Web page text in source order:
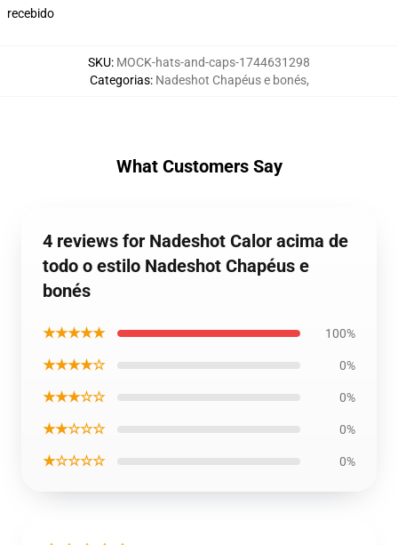
recebido
SKU: MOCK-hats-and-caps-1744631298
Categorias: Nadeshot Chapéus e bonés,
What Customers Say
4 reviews for Nadeshot Calor acima de
todo o estilo Nadeshot Chapéus e
bonés
★★★★★ 100%
★★★★☆ 0%
★★★☆☆ 0%
★★☆☆☆ 0%
★☆☆☆☆ 0%